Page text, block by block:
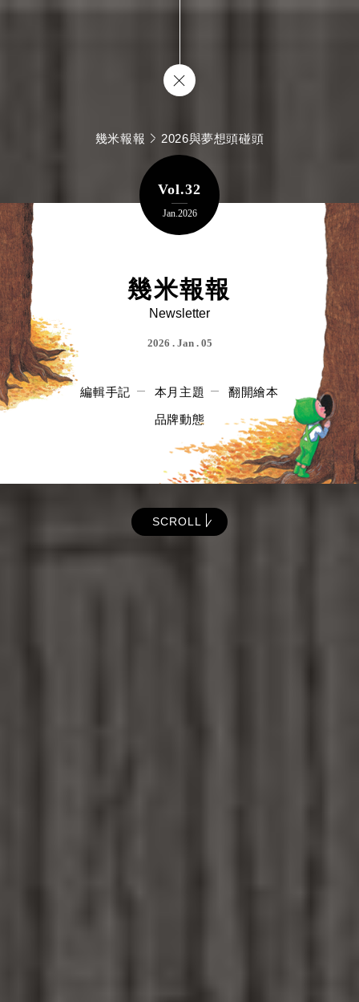
幾米報報 2026與夢想頭碰頭
Vol.32
Jan.2026
幾米報報
Newsletter
2026 . Jan . 05
編輯手記 本月主題
翻開繪本
品牌動態
SCROLL